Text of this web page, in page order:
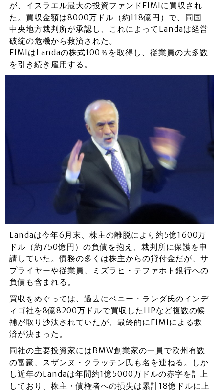
が、イスラエル最大の投資ファンドFIMIに買収され
た。買収金額は8000万ドル（約118億円）で、同国
中央地方裁判所が承認し、これによってLandaは経営
破綻の危機から救済された。
FIMIはLandaの株式100％を取得し、従業員の大多数
を引き続き雇用する。
Landaは今年6月末、株主の離脱により約5億1600万
ドル（約750億円）の負債を抱え、裁判所に保護を申
請していた。債務の多くは株主からの貸付金だが、サ
プライヤーや従業員、ミズラヒ・テファホト銀行への
負債も含まれる。
買収をめぐっては、過去にベニー・ランダ氏のインデ
ィゴ社を8億8200万ドルで買収したHPなど複数の候
補が取り沙汰されていたが、最終的にFIMIによる救
済が決まった。
同社の主要投資家にはBMW創業家の一員で欧州有数
の富豪、スザンヌ・クラッテン氏も名を連ねる。しか
し近年のLandaは年間約1億5000万ドルの赤字を計上
しており、株主・債権者への損失は累計18億ドルに上